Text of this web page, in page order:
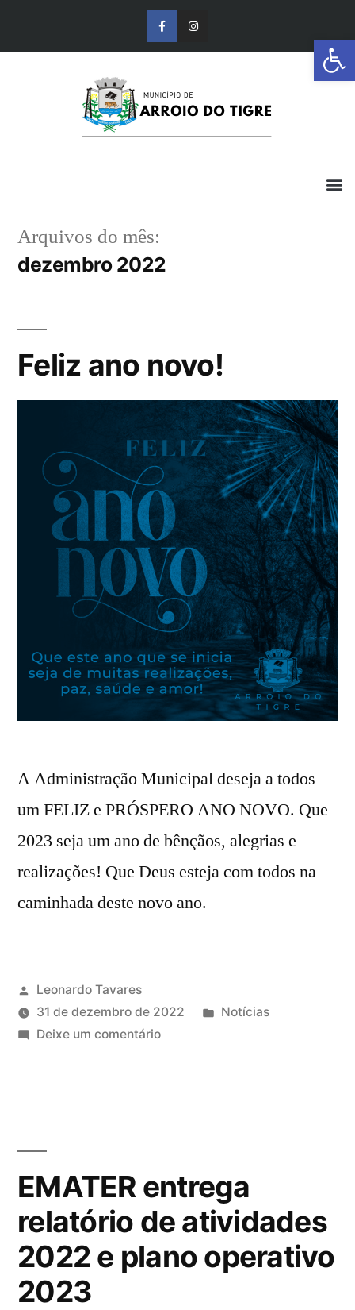
Barra de
Arquivos do mês:
dezembro 2022
Feliz ano novo!
A Administração Municipal deseja a todos
um FELIZ e PRÓSPERO ANO NOVO. Que
2023 seja um ano de bênçãos, alegrias e
realizações! Que Deus esteja com todos na
caminhada deste novo ano.
Leonardo Tavares
31 de dezembro de 2022
Notícias
Deixe um comentário
EMATER entrega
relatório de atividades
2022 e plano operativo
2023